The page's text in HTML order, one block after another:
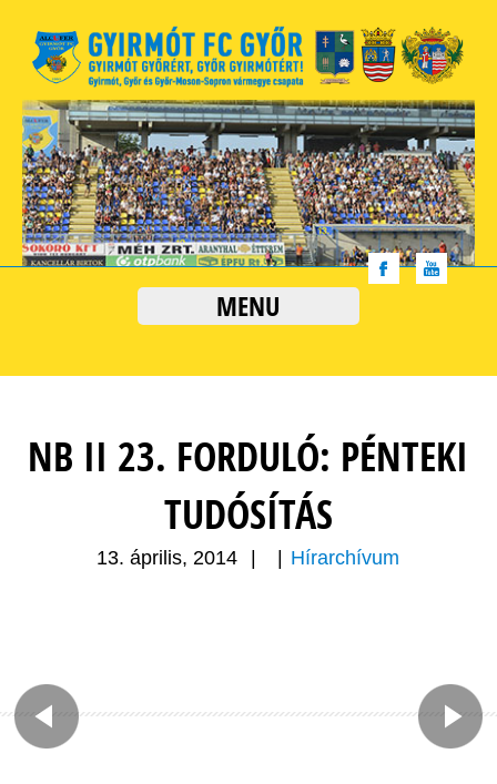
MENU
NB II 23. FORDULÓ: PÉNTEKI
TUDÓSÍTÁS
13. április, 2014 Hírarchívum